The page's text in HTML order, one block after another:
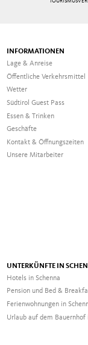
INFORMATIONEN
Lage & Anreise
Öffentliche Verkehrsmittel
Wetter
Südtirol Guest Pass
Essen & Trinken
Geschäfte
Kontakt & Öffnungszeiten
Unsere Mitarbeiter
UNTERKÜNFTE IN
Hotels in Schenna
Pension und Bed &
Ferienwohnungen in
Urlaub auf dem Bauernhof